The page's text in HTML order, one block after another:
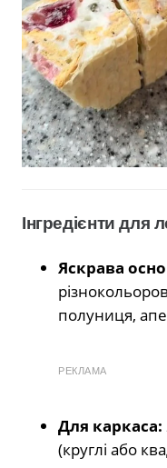
Інгредієнти для
Яскрава
полуниця,
РЕКЛАМА
Для каркаса:
(круглі або